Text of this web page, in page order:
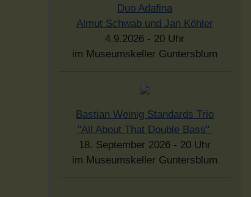
Duo Adafina
Almut Schwab und Jan Köhler
4.9.2026 - 20 Uhr
im Museumskeller Guntersblum
Bastian Weinig Standards Trio
"All About That Double Bass"
18. September 2026 - 20 Uhr
im Museumskeller Guntersblum